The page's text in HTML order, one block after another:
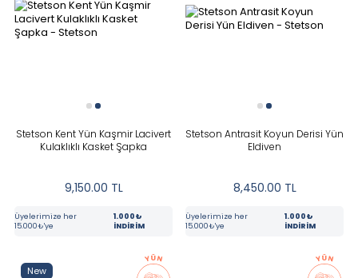
Stetson Kent Yün Kaşmir Lacivert
Kulaklıklı Kasket Şapka
9,150.00 TL
Üyelerimize her
15.000₺'ye
1.000₺
İNDİRİM
Stetson Antrasit Koyun Derisi Yün
Eldiven
8,450.00 TL
Üyelerimize her
15.000₺'ye
1.000₺
İNDİRİM
New